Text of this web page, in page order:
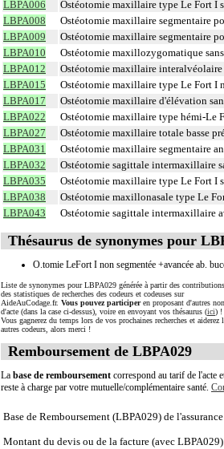
LBPA006 Ostéotomie maxillaire type Le Fort I
LBPA008 Ostéotomie maxillaire segmentaire
LBPA009 Ostéotomie maxillaire segmentaire
LBPA010 Ostéotomie maxillozygomatique
LBPA012 Ostéotomie maxillaire
LBPA015 Ostéotomie maxillaire type Le Fort I
LBPA017 Ostéotomie maxillaire d'élévation
LBPA022 Ostéotomie maxillaire type hémi-Le
LBPA027 Ostéotomie maxillaire totale basse
LBPA031 Ostéotomie maxillaire segmentaire
LBPA032 Ostéotomie sagittale intermaxillaire
LBPA035 Ostéotomie maxillaire type Le Fort I
LBPA038 Ostéotomie maxillonasale type Le
LBPA043 Ostéotomie sagittale intermaxillaire
Thésaurus de synonymes pour
O.tomie LeFort I non segmentée +avancée ab.
Liste de synonymes pour LBPA029 générée à partir des
des statistiques de recherches des codeurs et codeuses sur
AideAuCodage.fr. Vous pouvez participeren proposant d'autres
d'acte (dans la case ci-dessus), voire en envoyant vos thésaurus (ici) !
Vous gagnerez du temps lors de vos prochaines recherches et aiderez
autres codeurs, alors merci !
Remboursement de LBPA029
La base de remboursement correspond au tarif de l'acte
reste à charge par votre mutuelle/complémentaire santé.
Base de Remboursement (LBPA029) de
Montant du devis ou de la facture (avec LBPA029)